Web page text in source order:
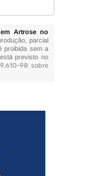
Artrose no
parcial
proibida sem a
previsto no
98 sobre